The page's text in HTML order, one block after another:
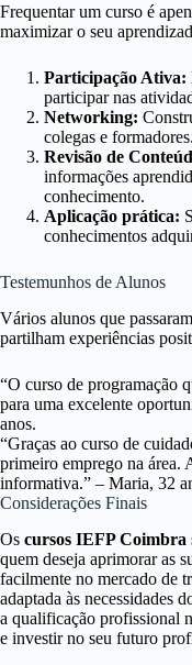
Frequentar um curso é
maximizar o seu
Participação Ativa:
participar nas
Networking:
colegas e formadores.
Revisão de
informações
conhecimento.
Aplicação prática:
conhecimentos
Testemunhos de Alunos
Vários alunos que
partilham experiências
“O curso de programação
para uma excelente
anos.
“Graças ao curso de
primeiro emprego na área.
informativa.” – Maria, 32
Considerações Finais
Os cursos IEFP Coimbra
quem deseja aprimorar as
facilmente no mercado de
adaptada às necessidades
a qualificação profissional
e investir no seu futuro